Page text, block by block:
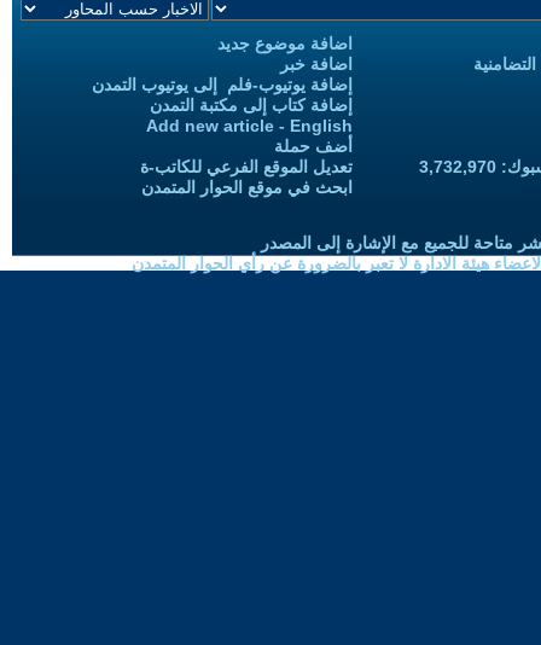
اضافة موضوع جديد
اضافة خبر
إضافة يوتيوب-فلم إلى يوتيوب التمدن
إضافة كتاب إلى مكتبة التمدن
Add new article - English
أضف حملة
تعديل الموقع الفرعي للكاتب-ة
ابحث في موقع الحوار المتمدن
متاحة للجميع مع الإشارة إلى المصدر
هيئة الادارة لا تعبر بالضرورة عن رأي الحوار المتمدن